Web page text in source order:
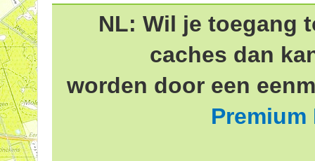
NL: Wil je toegang
caches dan
worden door een
Premium